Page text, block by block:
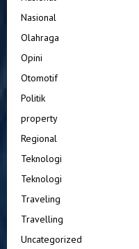
Nasional
Olahraga
Opini
Otomotif
Politik
property
Regional
Teknologi
Teknologi
Traveling
Travelling
Uncategorized